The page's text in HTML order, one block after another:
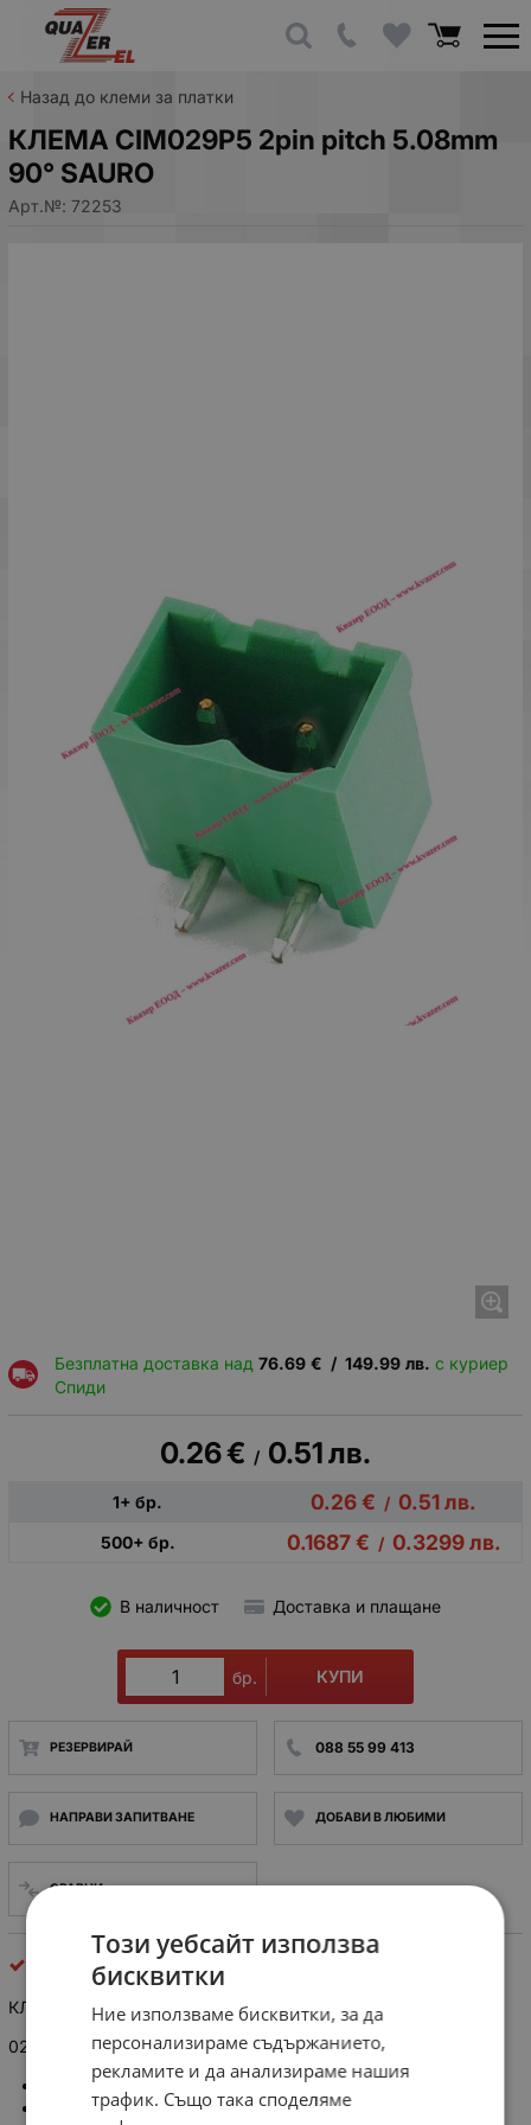
Назад до клеми за платки
КЛЕМА CIM029P5 2pin pitch 5.08mm
90° SAURO
Арт.№: 72253
Безплатна доставка над 76.69 € / 149.99 лв. с куриер
Спиди
0.26€ / 0.51лв.
1+ бр. 0.26€ / 0.51лв.
500+ бр. 0.1687 € / 0.3299 лв.
В наличност Доставка и плащане
бр. КУПИ
РЕЗЕРВИРАЙ 088 55 99 413
НАПРАВИ ЗАПИТВАНЕ ДОБАВИ В ЛЮБИМИ
СРАВНИ
клеми за платки
КЛЕМА CIM029P5 2pin pitch 5.08mm 90° SAURO
02P Pluggable_Header 5.08mm 90°
Number of poles: 2
Number of levels: 1
Този уебсайт използва
бисквитки
Ние използваме бисквитки, за да
персонализираме съдържанието,
рекламите и да анализираме нашия
трафик. Също така споделяме